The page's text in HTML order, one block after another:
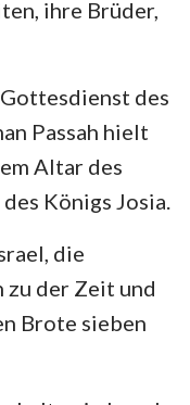
27
28
ihre Brüder,
des
Passah hielt
Altar des
Königs Josia.
die
zu der Zeit und
Brote sieben